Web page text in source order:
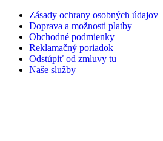
Zásady ochrany osobných údajov
Doprava a možnosti platby
Obchodné podmienky
Reklamačný poriadok
Odstúpiť od zmluvy tu
Naše služby